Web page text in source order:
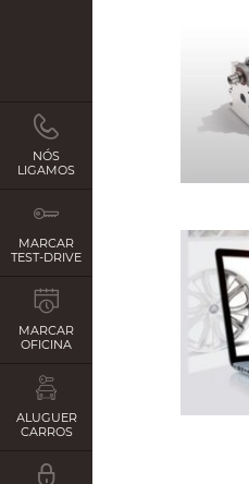
NÓS
LIGAMOS
MARCAR
TEST-DRIVE
MARCAR
OFICINA
ALUGUER
CARROS